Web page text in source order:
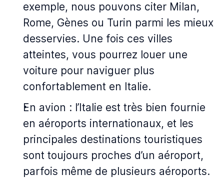
exemple, nous pouvons citer Milan,
Rome, Gènes ou Turin parmi les mieux
desservies. Une fois ces villes
atteintes, vous pourrez louer une
voiture pour naviguer plus
confortablement en Italie.
En avion : l’Italie est très bien fournie
en aéroports internationaux, et les
principales destinations touristiques
sont toujours proches d’un aéroport,
parfois même de plusieurs aéroports.